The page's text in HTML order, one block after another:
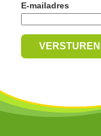
E-mailadres